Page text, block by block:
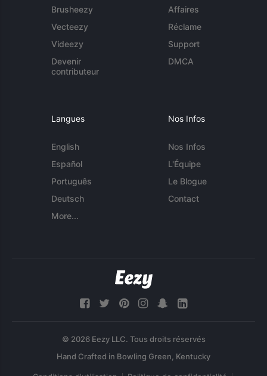
Brusheezy
Vecteezy
Videezy
Devenir
contributeur
Affaires
Réclame
Support
DMCA
Langues
English
Español
Português
Deutsch
More...
Nos Infos
Nos Infos
L'Équipe
Le Blogue
Contact
© 2026 Eezy LLC. Tous droits réservés